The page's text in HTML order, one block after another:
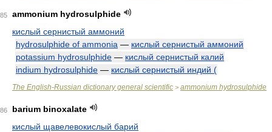
85
ammonium hydrosulphide
кислый сернистый аммоний
hydrosulphide of ammonia — кислый сернистый аммоний
potassium hydrosulphide — кислый сернистый калий
indium hydrosulphide — кислый сернистый индий (
The English-Russian dictionary general scientific > ammonium hydrosulphide
86
barium binoxalate
кислый щавелевокислый барий